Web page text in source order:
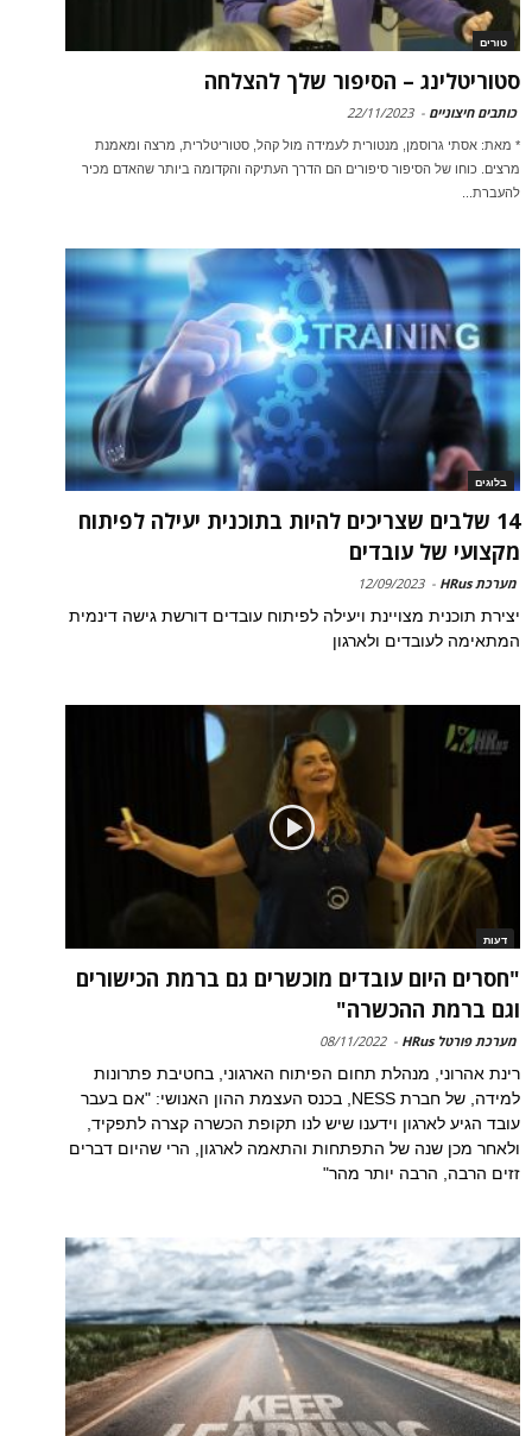
טורים
סטוריטלינג – הסיפור שלך להצלחה
כותבים חיצוניים -
22/11/2023
* מאת: אסתי גרוסמן, מנטורית לעמידה מול קהל, סטוריטלרית, מרצה ומאמנת
מרצים. כוחו של הסיפור סיפורים הם הדרך העתיקה והקדומה ביותר שהאדם מכיר
להעברת...
בלוגים
14 שלבים שצריכים להיות בתוכנית יעילה לפיתוח
מקצועי של עובדים
מערכת HRus -
12/09/2023
יצירת תוכנית מצויינת ויעילה לפיתוח עובדים דורשת גישה דינמית
המתאימה לעובדים ולארגון
דעות
"חסרים היום עובדים מוכשרים גם ברמת הכישורים
וגם ברמת ההכשרה"
מערכת פורטל HRus -
08/11/2022
רינת אהרוני, מנהלת תחום הפיתוח הארגוני, בחטיבת פתרונות
למידה, של חברת NESS, בכנס העצמת ההון האנושי: "אם בעבר
עובד הגיע לארגון וידענו שיש לנו תקופת הכשרה קצרה לתפקיד,
ולאחר מכן שנה של התפתחות והתאמה לארגון, הרי שהיום דברים
זזים הרבה, הרבה יותר מהר"